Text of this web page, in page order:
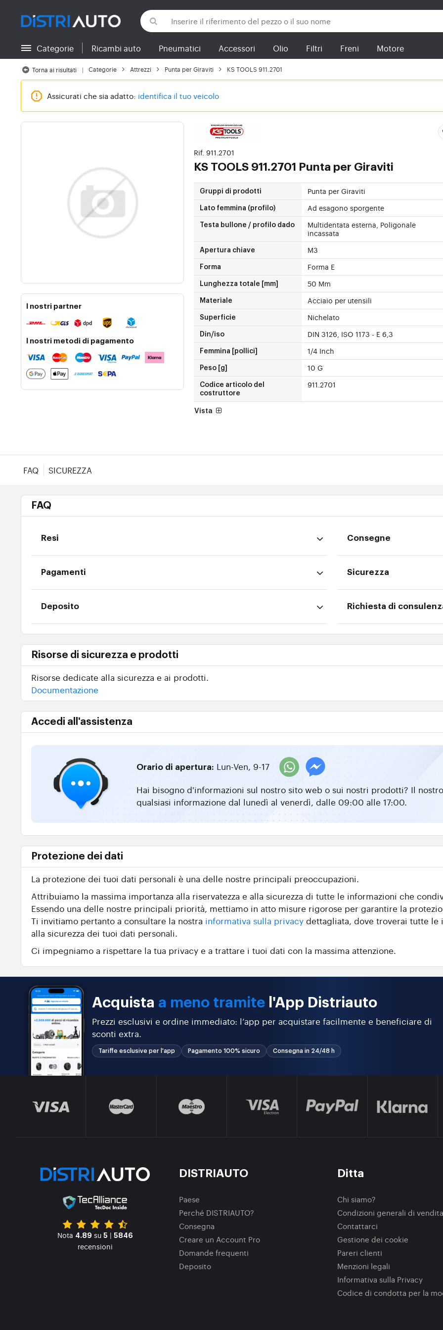
Torna alle categorie
Categorie Ricambi auto Pneumatici Accessori Olio Filtri Freni Motore
Torna ai risultati Categorie Attrezzi Punta per Giraviti KS TOOLS 911.2701
Assicurati che sia adatto: identifica il tuo veicolo
I nostri partner
I nostri metodi di pagamento
Rif. 911.2701
KS TOOLS 911.2701 Punta per Giraviti
Gruppi di prodotti Punta per Giraviti
Lato femmina (profilo) Ad esagono sporgente
Testa bullone / profilo dado
Multidentata esterna, Poligonale
incassata
Apertura chiave M3
Forma Forma E
Lunghezza totale [mm] 50 Mm
Materiale Acciaio per utensili
Superficie Nichelato
Din/iso DIN 3126, ISO 1173 - E 6,3
Femmina [pollici] 1/4 Inch
Peso [g] 10 G
Codice articolo del
costruttore
911.2701
Vista
FAQ SICUREZZA
FAQ
Resi
Pagamenti
Deposito
Consegne
Sicurezza
Richiesta di
Risorse di sicurezza e prodotti
Risorse dedicate alla sicurezza e ai prodotti.
Documentazione
Accedi all'assistenza
Orario di apertura: Lun-Ven, 9-17
Hai bisogno d'informazioni sul nostro sito web o sui nostri prodotti? Il
qualsiasi informazione dal lunedì al venerdì, dalle 09:00 alle 17:00.
Protezione dei dati
La protezione dei tuoi dati personali è una delle nostre principali preoccupazioni.
Attribuiamo la massima importanza alla riservatezza e alla sicurezza di tutte le informazioni che
Essendo una delle nostre principali priorità, mettiamo in atto misure rigorose per garantire la
Ti invitiamo pertanto a consultare la nostra informativa sulla privacy dettagliata, dove troverai tutte le
alla sicurezza dei tuoi dati personali.
Ci impegniamo a rispettare la tua privacy e a trattare i tuoi dati con la massima attenzione.
Acquista a meno tramite l'App Distriauto
Prezzi esclusivi e ordine immediato: l’app per acquistare facilmente e beneficiare di
sconti extra.
Tariffe esclusive per l'app Pagamento 100% sicuro Consegna in 24/48 h
Nota 4.89 su 5 | 5846
recensioni
DISTRIAUTO
Paese
Perché DISTRIAUTO?
Consegna
Creare un Account Pro
Domande frequenti
Deposito
Ditta
Chi siamo?
Condizioni generali di vendita
Contattarci
Gestione dei cookie
Pareri clienti
Menzioni legali
Informativa sulla Privacy
Codice di condotta per la